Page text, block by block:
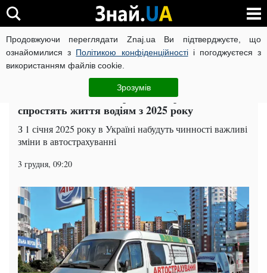
Продовжуючи переглядати Znaj.ua Ви підтверджуєте, що
ознайомилися з Політикою конфіденційностіі погоджуєтеся з
використанням файлів cookie.
Зрозумів
ВІЙНА РОСІЇ ПРОТИ УКРАЇНИ КОРОНАВІРУС В УКРАЇНІ
Auto.Знай ЧИТАТЬ НА РУССКОМ
Автоцивілка без паперів: нові правила, які
спростять життя водіям з 2025 року
З 1 січня 2025 року в Україні набудуть чинності важливі
зміни в автострахуванні
3 грудня, 09:20